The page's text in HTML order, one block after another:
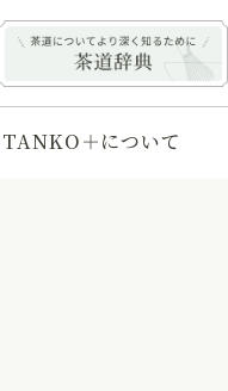
TANKO＋について